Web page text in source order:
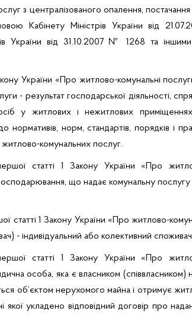
з централізованого опалення,
Кабінету Міністрів України від
України від 31.10.2007 № 1268 та
України «Про житлово-комунальні
- результат господарської діяльності,
у житлових і нежитлових
нормативів, норм, стандартів, порядків і
житлово-комунальних послуг.
статті 1 Закону України «Про
що надає комунальну
статті 1 Закону України «Про житлово-
- індивідуальний або колективний споживач
статті 1 Закону України «Про
особа, яка є власником
об’єктом нерухомого майна і отримує
укладено відповідний договір про